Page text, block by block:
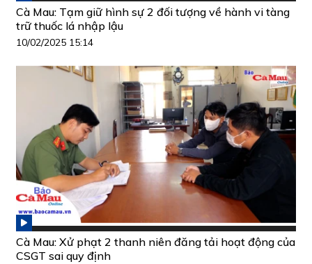
Cà Mau: Tạm giữ hình sự 2 đối tượng về hành vi tàng
trữ thuốc lá nhập lậu
10/02/2025 15:14
Cà Mau: Xử phạt 2 thanh niên đăng tải hoạt động của
CSGT sai quy định